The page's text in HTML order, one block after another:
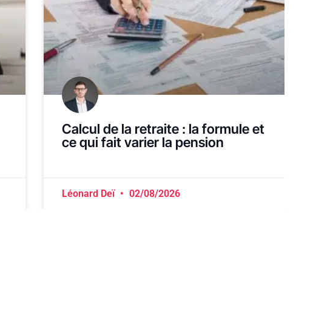
Calcul de la retraite : la formule et
ce qui fait varier la pension
Léonard Deï 02/08/2026